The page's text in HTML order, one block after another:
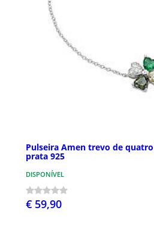
Pulseira Amen trevo de
prata 925
DISPONÍVEL
€ 59,90